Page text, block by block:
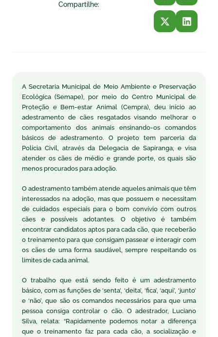
Compartilhe:
A Secretaria Municipal de Meio Ambiente e Preservação
Ecológica (Semape), por meio do Centro Municipal de
Proteção e Bem-estar Animal (Cempra), deu início ao
adestramento de cães resgatados visando melhorar o
comportamento dos animais ensinando-os comandos
básicos de adestramento. O projeto tem parceria da
Policia Civil, através da Delegacia de Sapiranga, e visa
atender os cães de médio e grande porte, os quais são
menos procurados para adoção.
O adestramento também atende aqueles animais que têm
interessados na adoção, mas que possuem e necessitam
de cuidados especiais para o bom convívio com outros
cães e possíveis adotantes. O objetivo é também
encontrar candidatos aptos para cada cão, que receberão
o treinamento para que consigam passear e interagir com
os cães de uma forma saudável, sempre respeitando os
limites de cada animal.
O trabalho que está sendo feito é um adestramento
básico, com as funções de ‘senta’, ‘deita’, ‘fica’, ‘aqui’, ‘junto’
e ‘não’, que são os comandos necessários para que uma
pessoa consiga controlar o cão. O adestrador, Luciano
Silva, relata: “Rapidamente podemos notar a diferença
que o treinamento faz para cada cão, a socialização e